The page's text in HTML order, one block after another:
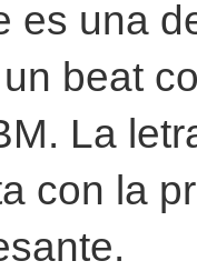
es una
beat
La
con la